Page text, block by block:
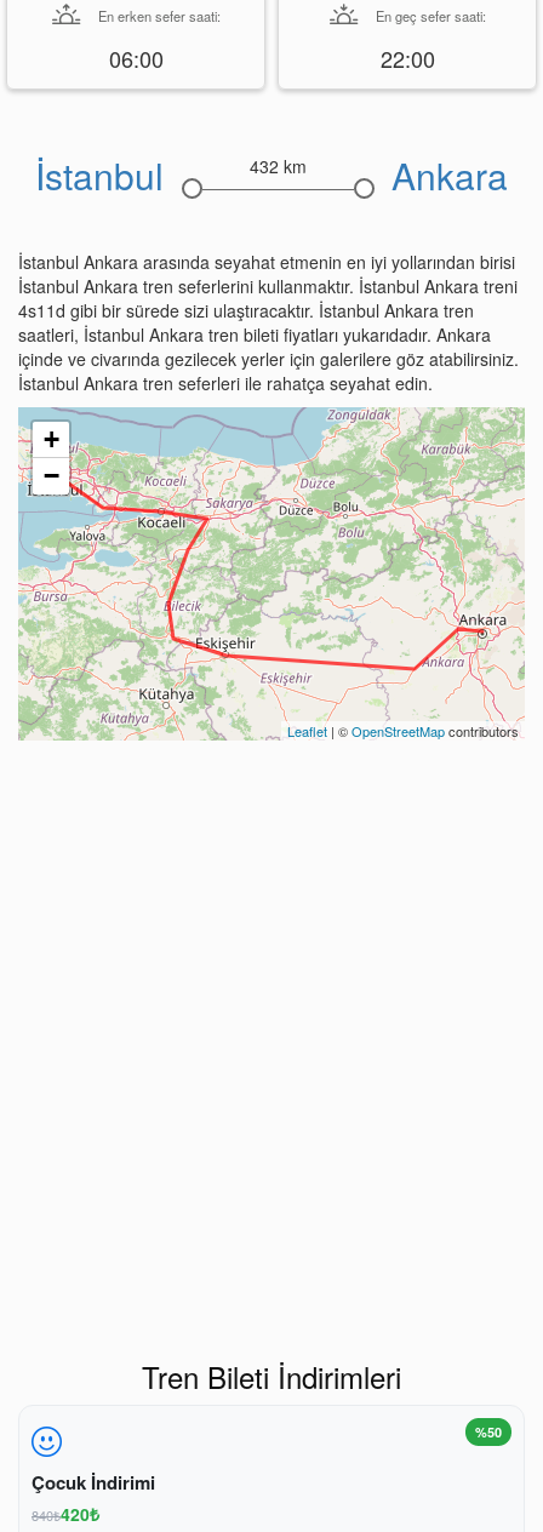
En erken sefer saati:
06:00
En geç sefer saati:
22:00
İstanbul 432 km Ankara
İstanbul Ankara arasında seyahat etmenin en iyi yollarından birisi
İstanbul Ankara tren seferlerini kullanmaktır. İstanbul Ankara treni
4s11d gibi bir sürede sizi ulaştıracaktır. İstanbul Ankara tren
saatleri, İstanbul Ankara tren bileti fiyatları yukarıdadır. Ankara
içinde ve civarında gezilecek yerler için galerilere göz atabilirsiniz.
İstanbul Ankara tren seferleri ile rahatça seyahat edin.
+
−
Leaflet | ©OpenStreetMapcontributors
Tren Bileti İndirimleri
%50
Çocuk İndirimi
840₺420₺